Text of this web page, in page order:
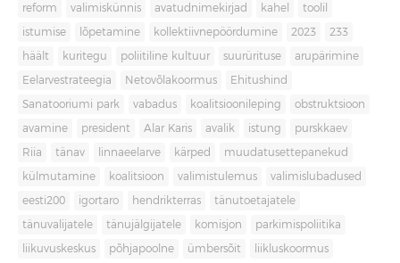
reform valimiskünnis avatudnimekirjad kahel toolil
istumise lõpetamine kollektiivnepöördumine 2023 233
häält kuritegu poliitiline kultuur suurürituse arupärimine
Eelarvestrateegia Netovõlakoormus Ehitushind
Sanatooriumi park vabadus koalitsioonileping obstruktsioon
avamine president Alar Karis avalik istung purskkaev
Riia tänav linnaeelarve kärped muudatusettepanekud
külmutamine koalitsioon valimistulemus valimislubadused
eesti200 igortaro hendrikterras tänutoetajatele
tänuvalijatele tänujälgijatele komisjon parkimispoliitika
liikuvuskeskus põhjapoolne ümbersõit liikluskoormus